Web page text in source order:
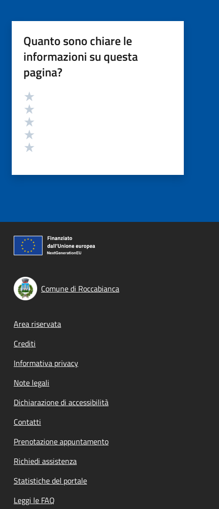
Quanto sono chiare le
informazioni su questa
pagina?
Valutazione
Comune di Roccabianca
Footer menu
Area riservata
Crediti
Informativa privacy
Note legali
Dichiarazione di accessibilità
Contatti
Prenotazione appuntamento
Richiedi assistenza
Statistiche del portale
Leggi le FAQ